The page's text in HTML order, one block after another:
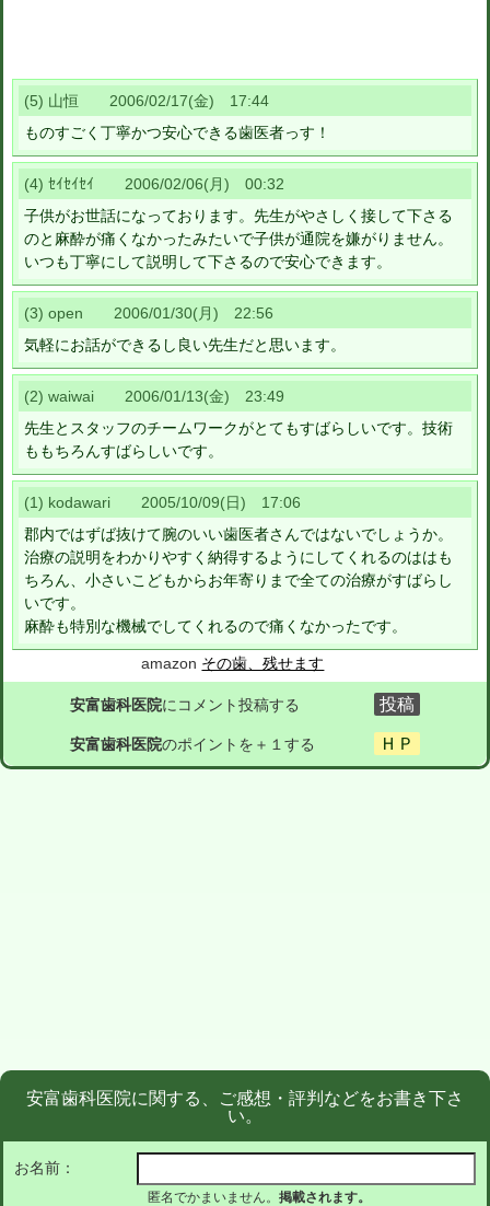
(5) 山恒 2006/02/17(金) 17:44
ものすごく丁寧かつ安心できる歯医者っす！
(4) ｾｲｾｲｾｲ 2006/02/06(月) 00:32
子供がお世話になっております。先生がやさしく接して下さる
のと麻酔が痛くなかったみたいで子供が通院を嫌がりません。
いつも丁寧にして説明して下さるので安心できます。
(3) open 2006/01/30(月) 22:56
気軽にお話ができるし良い先生だと思います。
(2) waiwai 2006/01/13(金) 23:49
先生とスタッフのチームワークがとてもすばらしいです。技術
ももちろんすばらしいです。
(1) kodawari 2005/10/09(日) 17:06
郡内ではずば抜けて腕のいい歯医者さんではないでしょうか。
治療の説明をわかりやすく納得するようにしてくれるのははも
ちろん、小さいこどもからお年寄りまで全ての治療がすばらし
いです。
麻酔も特別な機械でしてくれるので痛くなかったです。
amazon その歯、残せます
安富歯科医院にコメント投稿する
安富歯科医院のポイントを＋１する
安富歯科医院に関する、ご感想・評判などをお書き下さ
い。
お名前：
匿名でかまいません。 掲載されます。